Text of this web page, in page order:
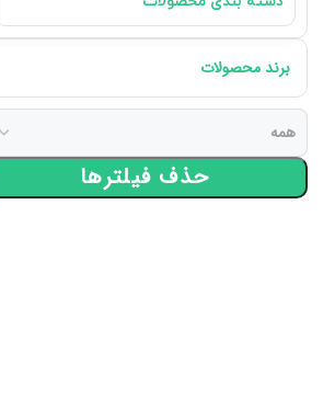
برند محصولات
حذف فیلترها